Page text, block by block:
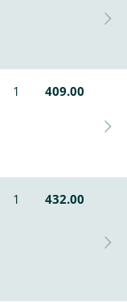
1 409.00
1 432.00